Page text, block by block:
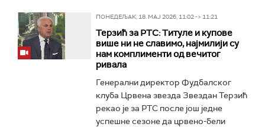
ПОНЕДЕЉАК, 18. МАЈ 2026, 11:02 -> 11:21
Терзић за РТС: Титуле и купове
више ни не славимо, најмилији су
нам комплименти од вечитог
ривала
Генерални директор Фудбалског
клуба Црвена звезда Звездан Терзић
рекао је за РТС после још једне
успешне сезоне да црвено-бели